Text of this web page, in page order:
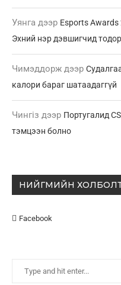
Уянга дээр Esports
Эхний нэр дэвшигчид
Чимэддорж дээр
калори бараг шатаадаггүй
Чингіз дээр Португалид
тэмцээн болно
НИЙГМИЙН
Facebook